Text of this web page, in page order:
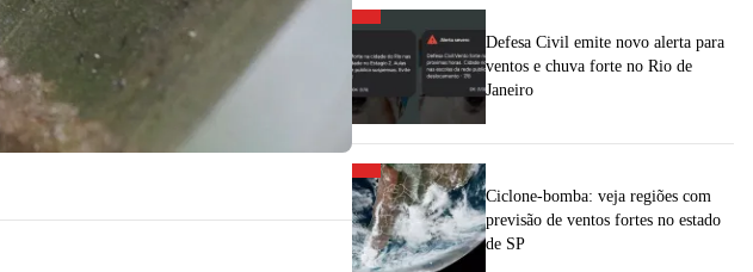
Defesa Civil emite novo alerta para
ventos e chuva forte no Rio de
Janeiro
Ciclone-bomba: veja regiões com
previsão de ventos fortes no estado
de SP